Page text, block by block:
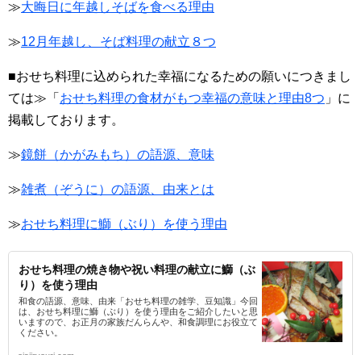
≫大晦日に年越しそばを食べる理由
≫12月年越し、そば料理の献立８つ
■おせち料理に込められた幸福になるための願いにつきまし
ては≫「 おせち料理の食材がもつ幸福の意味と理由8つ 」に
掲載しております。
≫鏡餅（かがみもち）の語源、意味
≫雑煮（ぞうに）の語源、由来とは
≫おせち料理に鰤（ぶり）を使う理由
おせち料理の焼き物や祝い料理の献立に鰤（ぶ
り）を使う理由
和食の語源、意味、由来「おせち料理の雑学、豆知識」今回
は、おせち料理に鰤（ぶり）を使う理由をご紹介したいと思
いますので、お正月の家族だんらんや、和食調理にお役立て
ください。